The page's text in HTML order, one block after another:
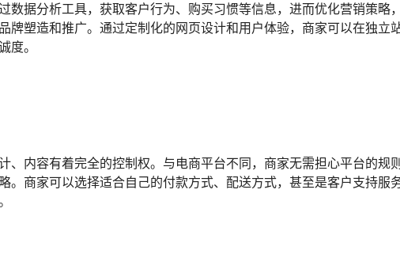
数据分析工具，获取客户行为、购买习惯等信息，进而优化营销策略
牌塑造和推广。通过定制化的网页设计和用户体验，商家可以在独立
度。
、内容有着完全的控制权。与电商平台不同，商家无需担心平台的规
商家可以选择适合自己的付款方式、配送方式，甚至是客户支持服务